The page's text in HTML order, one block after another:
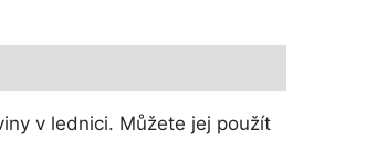
v lednici. Můžete jej použít